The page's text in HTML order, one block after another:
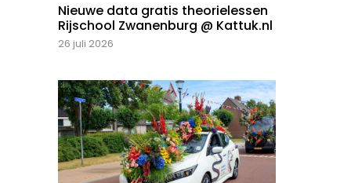
Nieuwe data gratis theorielessen
Rijschool Zwanenburg @ Kattuk.nl
26 juli 2026